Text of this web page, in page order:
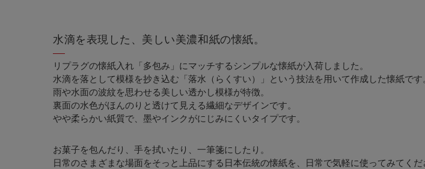
水滴を表現した、美しい美濃和紙の懐紙。
リプラグの懐紙入れ「多包み」にマッチするシンプルな懐紙が入荷しました。
水滴を落として模様を抄き込む「落水（らくすい）」という技法を用いて作成した懐紙です。
雨や水面の波紋を思わせる美しい透かし模様が特徴。
裏面の水色がほんのりと透けて見える繊細なデザインです。
やや柔らかい紙質で、墨やインクがにじみにくいタイプです。
お菓子を包んだり、手を拭いたり、一筆箋にしたり。
日常のさまざまな場面をそっと上品にする日本伝統の懐紙を、日常で気軽に使ってみてくだ